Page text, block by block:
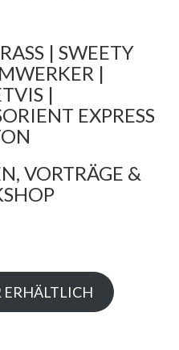
| SWEETY
|
|
EXPRESS
VORTRÄGE &
ERHÄLTLICH